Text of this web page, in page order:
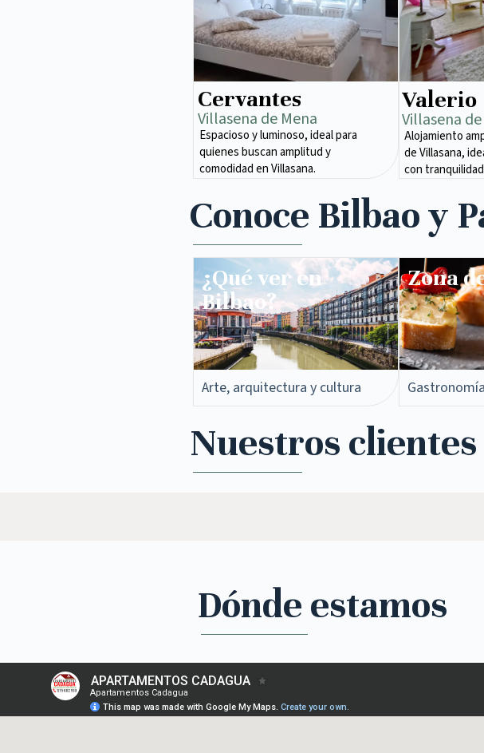
Cervantes
Villasena de Mena​
Espacioso y luminoso, ideal para
quienes buscan amplitud y
comodidad en Villasana.
Valerio
Villasena
Alojamiento
de Villasana,
con
Conoce Bilbao y
¿Qué ver en
Bilbao?
Arte, arquitectura y cultura
Zona
Nuestros
Dónde estamos